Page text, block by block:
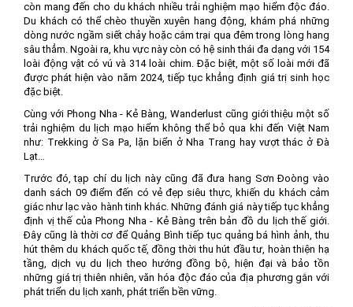
còn mang đến cho du khách nhiều trải nghiệm mạo hiểm độc đáo.
Du khách có thể chèo thuyền xuyên hang động, khám phá những
dòng nước ngầm siết chảy hoặc cắm trại qua đêm trong lòng hang
sâu thẳm. Ngoài ra, khu vực này còn có hệ sinh thái đa dạng với 154
loài động vật có vú và 314 loài chim. Đặc biệt, một số loài mới đã
được phát hiện vào năm 2024, tiếp tục khẳng định giá trị sinh học
đặc biệt.
Cùng với Phong Nha - Kẻ Bàng, Wanderlust cũng giới thiệu một số
trải nghiệm du lịch mạo hiểm không thể bỏ qua khi đến Việt Nam
như: Trekking ở Sa Pa, lặn biển ở Nha Trang hay vượt thác ở Đà
Lạt…
Trước đó, tạp chí du lịch này cũng đã đưa hang Sơn Đoòng vào
danh sách 09 điểm đến có vẻ đẹp siêu thực, khiến du khách cảm
giác như lạc vào hành tinh khác. Những đánh giá này tiếp tục khẳng
định vị thế của Phong Nha - Kẻ Bàng trên bản đồ du lịch thế giới.
Đây cũng là thời cơ để Quảng Bình tiếp tục quảng bá hình ảnh, thu
hút thêm du khách quốc tế, đồng thời thu hút đầu tư, hoàn thiện hạ
tầng, dịch vụ du lịch theo hướng đồng bộ, hiện đại và bảo tồn
những giá trị thiên nhiên, văn hóa độc đáo của địa phương gắn với
phát triển du lịch xanh, phát triển bền vững.